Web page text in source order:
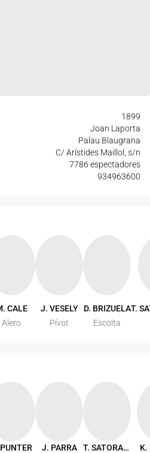
1899
Joan Laporta
Palau Blaugrana
C/ Arístides Maillol, s/n
7786 espectadores
934963600
CALE
Alero
J. VESELY
Pívot
D. BRIZUELA
Escolta
T.
J. PARRA T. SATORANSKY K.